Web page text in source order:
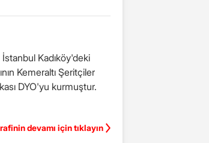
Kadıköy'deki
Kemeraltı Şeritçiler
DYO'yu kurmuştur.
devamı için tıklayın